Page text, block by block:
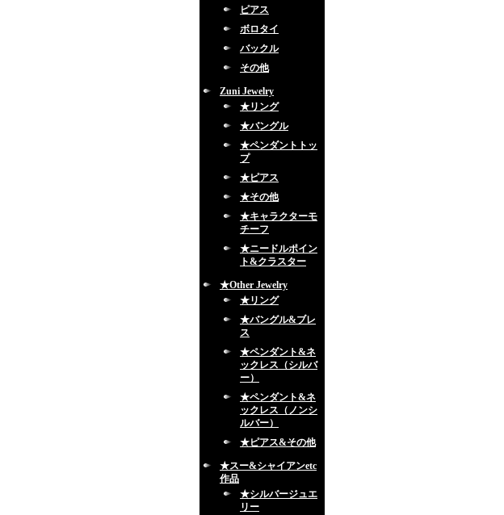
ピアス
ボロタイ
バックル
その他
Zuni Jewelry
★リング
★バングル
★ペンダントトッ
プ
★ピアス
★その他
★キャラクターモ
チーフ
★ニードルポイン
ト&クラスター
★Other Jewelry
★リング
★バングル&ブレ
ス
★ペンダント&ネ
ックレス（シルバ
ー）
★ペンダント&ネ
ックレス（ノンシ
ルバー）
★ピアス&その他
★スー&シャイアンetc
作品
★シルバージュエ
リー